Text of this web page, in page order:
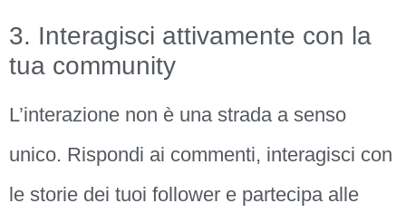
3. Interagisci attivamente con la
tua community
L’interazione non è una strada a senso
unico. Rispondi ai commenti, interagisci con
le storie dei tuoi follower e partecipa alle